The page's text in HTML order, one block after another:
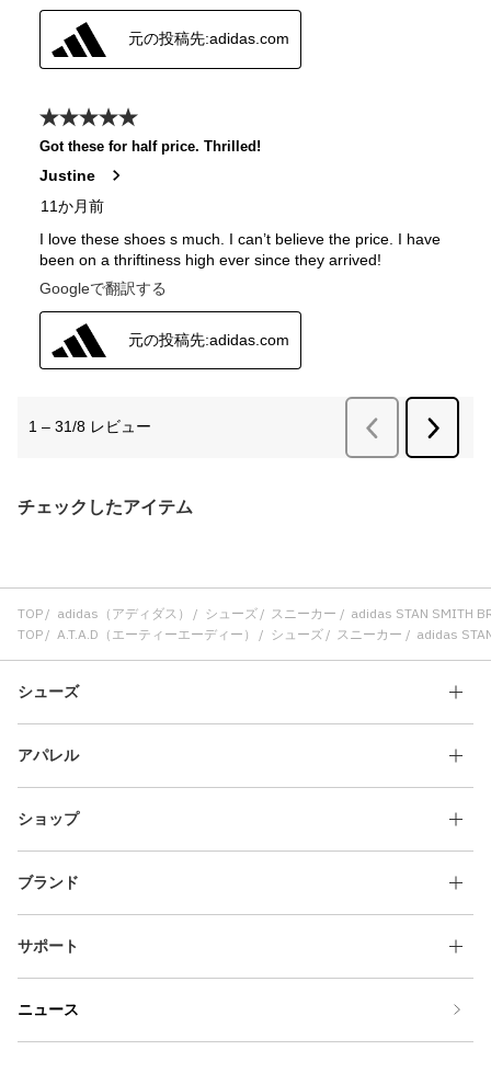
チェックしたアイテム
TOP adidas（アディダス） シューズ スニーカー
adidas STAN SMITH
TOP
A.T.A.D（エーティーエーディー） シューズ スニーカー adidas
シューズ
アパレル
ショップ
ブランド
サポート
ニュース